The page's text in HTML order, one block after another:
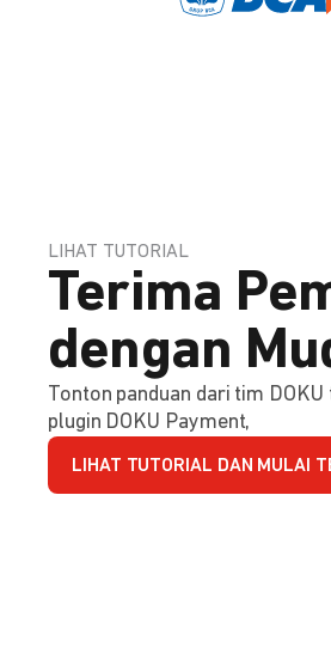
LIHAT TUTORIAL
Terima
dengan
Tonton panduan dari tim
plugin DOKU Payment,
LIHAT TUTORIAL DAN MULAI